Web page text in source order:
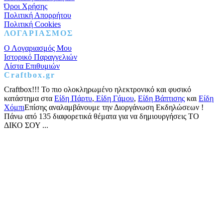
Όροι Χρήσης
Πολιτική Απορρήτου
Πολιτική Cookies
ΛΟΓΑΡΙΑΣΜΟΣ
Ο Λογαριασμός Μου
Ιστορικό Παραγγελιών
Λίστα Επιθυμιών
Craftbox.gr
Craftbox!!! Το πιο ολοκληρωμένο ηλεκτρονικό και φυσικό
κατάστημα στα Είδη Πάρτυ, Είδη Γάμου, Είδη Βάπτισης και Είδη
ΧόμπιΕπίσης αναλαμβάνουμε την Διοργάνωση Εκδηλώσεων !
Πάνω από 135 διαφορετικά θέματα για να δημιουργήσεις ΤΟ
ΔΙΚΟ ΣΟΥ ...